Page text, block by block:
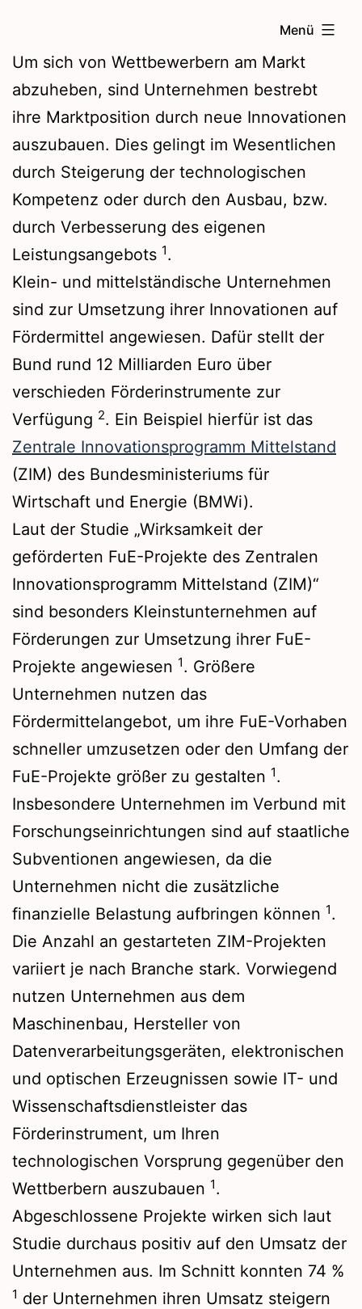
springen
Menü
Um sich von Wettbewerbern am Markt
abzuheben, sind Unternehmen bestrebt
ihre Marktposition durch neue Innovationen
auszubauen. Dies gelingt im Wesentlichen
durch Steigerung der technologischen
Kompetenz oder durch den Ausbau, bzw.
durch Verbesserung des eigenen
Leistungsangebots 1.
Klein- und mittelständische Unternehmen
sind zur Umsetzung ihrer Innovationen auf
Fördermittel angewiesen. Dafür stellt der
Bund rund 12 Milliarden Euro über
verschieden Förderinstrumente zur
Verfügung 2. Ein Beispiel hierfür ist das
Zentrale Innovationsprogramm Mittelstand
(ZIM) des Bundesministeriums für
Wirtschaft und Energie (BMWi).
Laut der Studie „Wirksamkeit der
geförderten FuE-Projekte des Zentralen
Innovationsprogramm Mittelstand (ZIM)“
sind besonders Kleinstunternehmen auf
Förderungen zur Umsetzung ihrer FuE-
Projekte angewiesen 1. Größere
Unternehmen nutzen das
Fördermittelangebot, um ihre FuE-Vorhaben
schneller umzusetzen oder den Umfang der
FuE-Projekte größer zu gestalten 1.
Insbesondere Unternehmen im Verbund mit
Forschungseinrichtungen sind auf staatliche
Subventionen angewiesen, da die
Unternehmen nicht die zusätzliche
finanzielle Belastung aufbringen können 1.
Die Anzahl an gestarteten ZIM-Projekten
variiert je nach Branche stark. Vorwiegend
nutzen Unternehmen aus dem
Maschinenbau, Hersteller von
Datenverarbeitungsgeräten, elektronischen
und optischen Erzeugnissen sowie IT- und
Wissenschaftsdienstleister das
Förderinstrument, um Ihren
technologischen Vorsprung gegenüber den
Wettberbern auszubauen 1.
Abgeschlossene Projekte wirken sich laut
Studie durchaus positiv auf den Umsatz der
Unternehmen aus. Im Schnitt konnten 74 %
1 der Unternehmen ihren Umsatz steigern